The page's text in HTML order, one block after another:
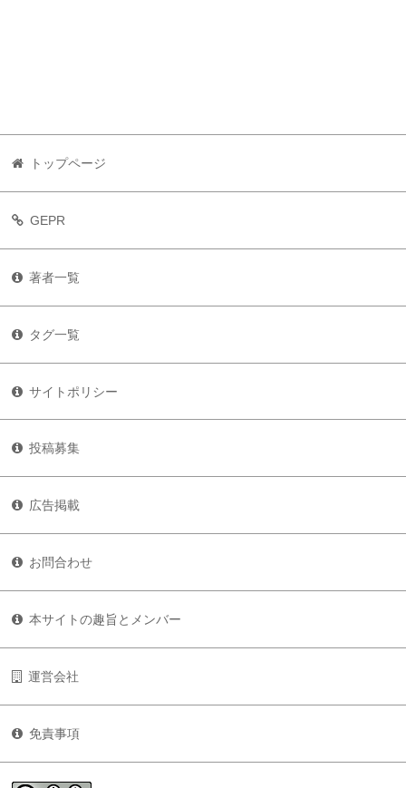
トップページ
GEPR
著者一覧
タグ一覧
サイトポリシー
投稿募集
広告掲載
お問合わせ
本サイトの趣旨とメンバー
運営会社
免責事項